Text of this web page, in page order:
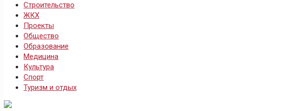
Строительство
ЖКХ
Проекты
Общество
Образование
Медицина
Культура
Спорт
Туризм и отдых